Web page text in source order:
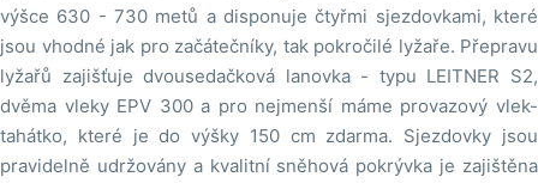
výšce 630 - 730 metů a disponuje čtyřmi sjezdovkami, které
jsou vhodné jak pro začátečníky, tak pokročilé lyžaře. Přepravu
lyžařů zajišťuje dvousedačková lanovka - typu LEITNER S2,
dvěma vleky EPV 300 a pro nejmenší máme provazový vlek-
tahátko, které je do výšky 150 cm zdarma. Sjezdovky jsou
pravidelně udržovány a kvalitní sněhová pokrývka je zajištěna